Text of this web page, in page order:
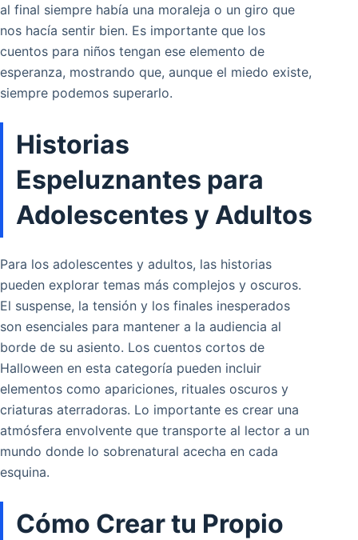
al final siempre había una moraleja o un giro que
nos hacía sentir bien. Es importante que los
cuentos para niños tengan ese elemento de
esperanza, mostrando que, aunque el miedo existe,
siempre podemos superarlo.
Historias
Espeluznantes para
Adolescentes y Adultos
Para los adolescentes y adultos, las historias
pueden explorar temas más complejos y oscuros.
El suspense, la tensión y los finales inesperados
son esenciales para mantener a la audiencia al
borde de su asiento. Los cuentos cortos de
Halloween en esta categoría pueden incluir
elementos como apariciones, rituales oscuros y
criaturas aterradoras. Lo importante es crear una
atmósfera envolvente que transporte al lector a un
mundo donde lo sobrenatural acecha en cada
esquina.
Cómo Crear tu Propio